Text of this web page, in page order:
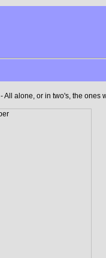
All alone, or in two's, the